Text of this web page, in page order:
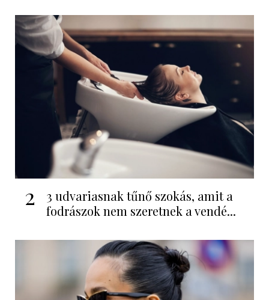
2
3 udvariasnak tűnő szokás, amit a
fodrászok nem szeretnek a vendé...